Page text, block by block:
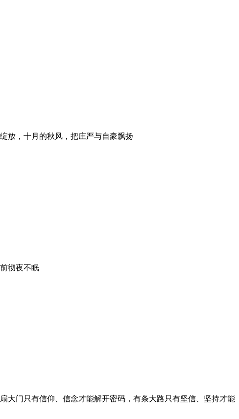
放，十月的秋风，把庄严与自豪飘扬
彻夜不眠
大门只有信仰、信念才能解开密码，有条大路只有坚信、坚持才能